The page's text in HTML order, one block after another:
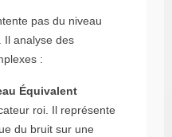
pas du niveau
Il analyse des
:
Équivalent
roi. Il représente
du bruit sur une